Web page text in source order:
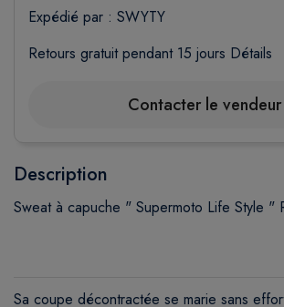
Expédié par : SWYTY
Retours gratuit pendant 15 jours Détails
Contacter le vendeur
Description
Sweat à capuche " Supermoto Life Style "
Sa coupe décontractée se marie sans